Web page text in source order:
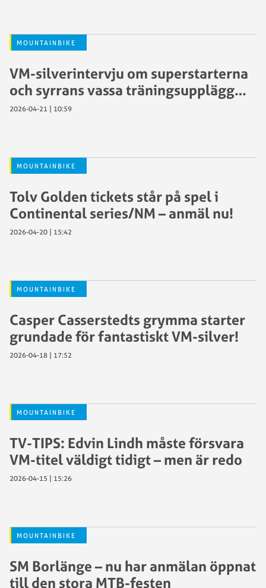
MOUNTAINBIKE
VM-silverintervju om superstarterna
och syrrans vassa träningsupplägg…
2026-04-21 | 10:59
MOUNTAINBIKE
Tolv Golden tickets står på spel i
Continental series/NM – anmäl nu!
2026-04-20 | 15:42
MOUNTAINBIKE
Casper Casserstedts grymma starter
grundade för fantastiskt VM-silver!
2026-04-18 | 17:52
MOUNTAINBIKE
TV-TIPS: Edvin Lindh måste försvara
VM-titel väldigt tidigt – men är redo
2026-04-15 | 15:26
MOUNTAINBIKE
SM Borlänge – nu har anmälan öppnat
till den stora MTB-festen